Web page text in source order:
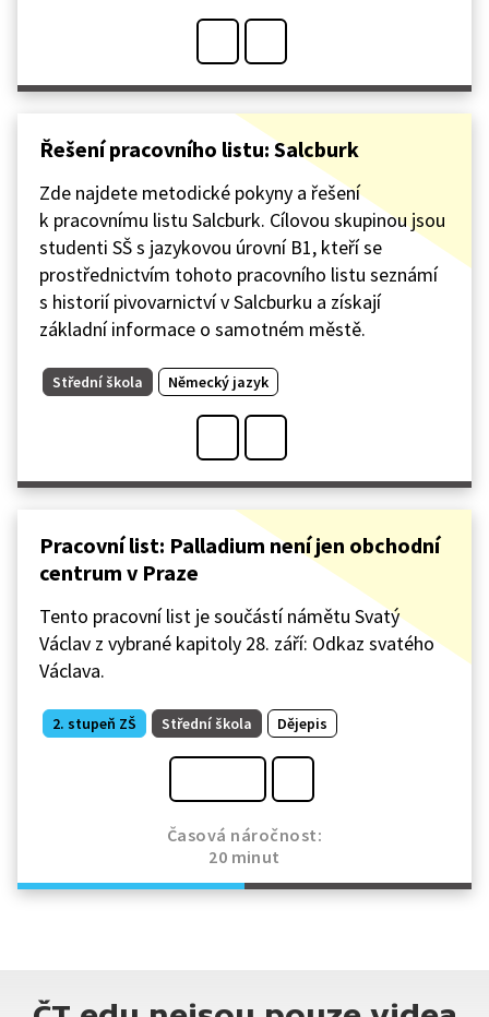
Řešení pracovního listu: Salcburk
Zde najdete metodické pokyny a řešení
k pracovnímu listu Salcburk. Cílovou skupinou jsou
studenti SŠ s jazykovou úrovní B1, kteří se
prostřednictvím tohoto pracovního listu seznámí
s historií pivovarnictví v Salcburku a získají
základní informace o samotném městě.
Střední škola Německý jazyk
Pracovní list: Palladium není jen obchodní
centrum v Praze
Tento pracovní list je součástí námětu Svatý
Václav z vybrané kapitoly 28. září: Odkaz svatého
Václava.
2. stupeň ZŠ Střední škola Dějepis
Časová náročnost:
20 minut